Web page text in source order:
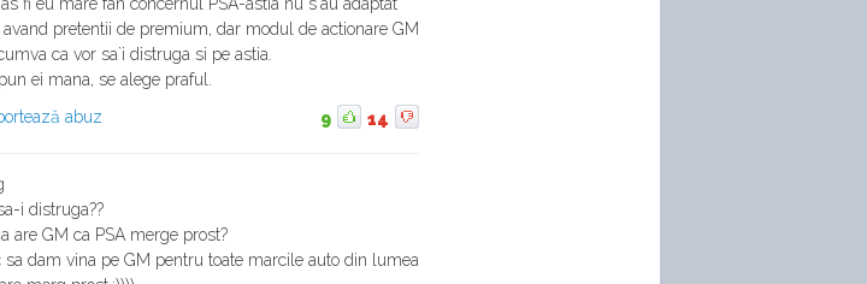
pretentii de premium, dar modul de actionare GM
ca vor sa`i distruga si pe astia.
ei mana, se alege praful.
abuz
9 14
i distruga??
are GM ca PSA merge prost?
sa dam vina pe GM pentru toate marcile auto din lumea